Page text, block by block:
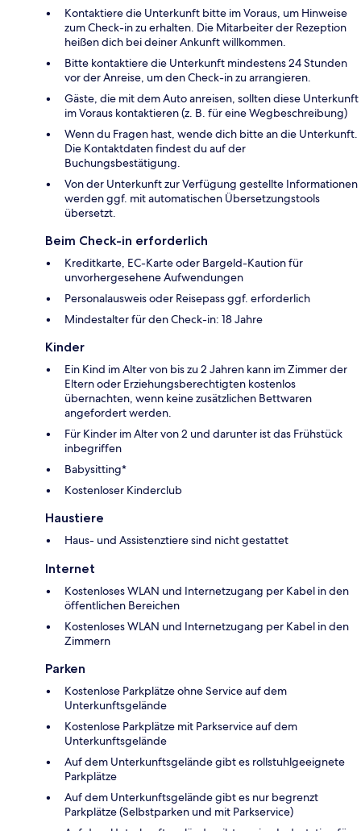
Kontaktiere die Unterkunft bitte im Voraus, um Hinweise
zum Check-in zu erhalten. Die Mitarbeiter der Rezeption
heißen dich bei deiner Ankunft willkommen.
Bitte kontaktiere die Unterkunft mindestens 24 Stunden
vor der Anreise, um den Check-in zu arrangieren.
Gäste, die mit dem Auto anreisen, sollten diese Unterkunft
im Voraus kontaktieren (z. B. für eine Wegbeschreibung)
Wenn du Fragen hast, wende dich bitte an die Unterkunft.
Die Kontaktdaten findest du auf der
Buchungsbestätigung.
Von der Unterkunft zur Verfügung gestellte Informationen
werden ggf. mit automatischen Übersetzungstools
übersetzt.
Beim Check-in erforderlich
Kreditkarte, EC-Karte oder Bargeld-Kaution für
unvorhergesehene Aufwendungen
Personalausweis oder Reisepass ggf. erforderlich
Mindestalter für den Check-in: 18 Jahre
Kinder
Ein Kind im Alter von bis zu 2 Jahren kann im Zimmer der
Eltern oder Erziehungsberechtigten kostenlos
übernachten, wenn keine zusätzlichen Bettwaren
angefordert werden.
Für Kinder im Alter von 2 und darunter ist das Frühstück
inbegriffen
Babysitting*
Kostenloser Kinderclub
Haustiere
Haus- und Assistenztiere sind nicht gestattet
Internet
Kostenloses WLAN und Internetzugang per Kabel in den
öffentlichen Bereichen
Kostenloses WLAN und Internetzugang per Kabel in den
Zimmern
Parken
Kostenlose Parkplätze ohne Service auf dem
Unterkunftsgelände
Kostenlose Parkplätze mit Parkservice auf dem
Unterkunftsgelände
Auf dem Unterkunftsgelände gibt es rollstuhlgeeignete
Parkplätze
Auf dem Unterkunftsgelände gibt es nur begrenzt
Parkplätze (Selbstparken und mit Parkservice)